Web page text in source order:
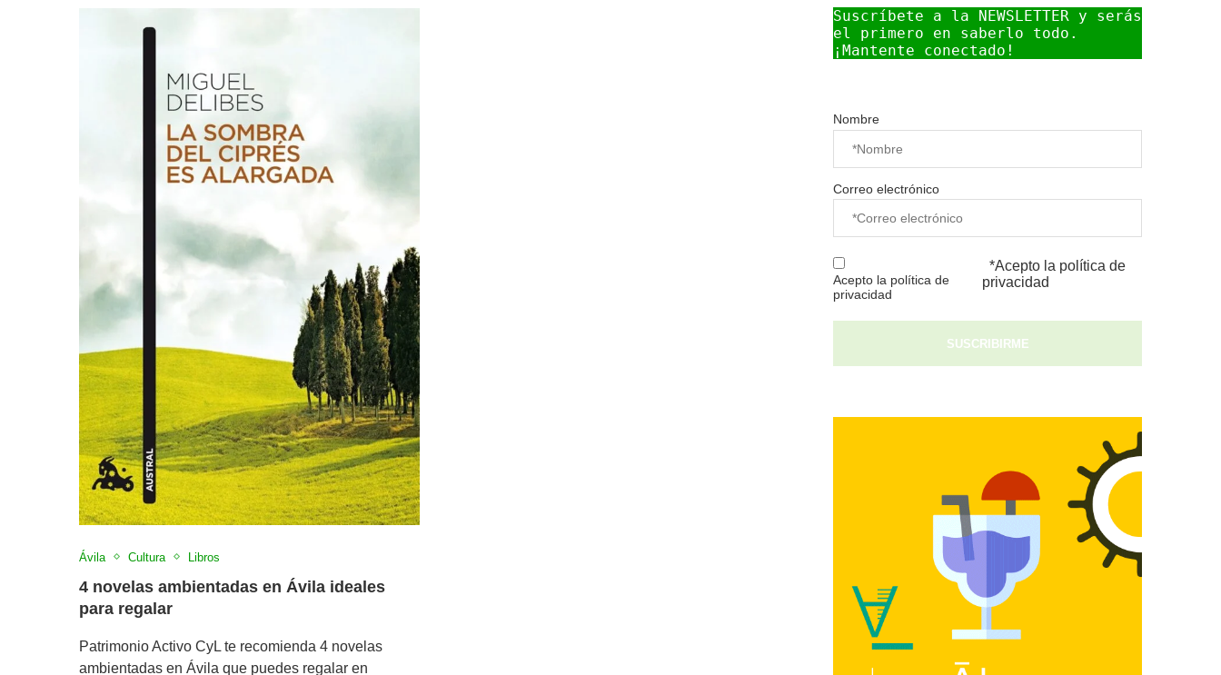
Ávila Cultura Libros
4 novelas ambientadas en Ávila ideales
para regalar
Patrimonio Activo CyL te recomienda 4 novelas
ambientadas en Ávila que puedes regalar en
Suscríbete a la NEWSLETTER y serás
el primero en saberlo todo.
¡Mantente conectado!
Nombre
Correo electrónico
Acepto la política de
privacidad
*Acepto la política de
privacidad